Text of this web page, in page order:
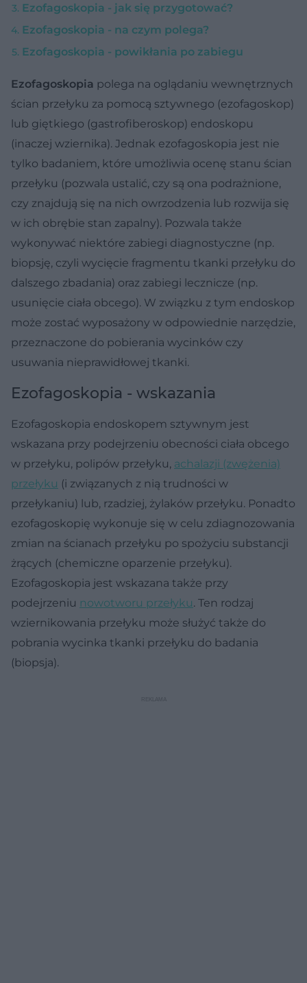
Ezofagoskopia - jak się przygotować?
Ezofagoskopia - na czym polega?
Ezofagoskopia - powikłania po zabiegu
Ezofagoskopia polega na oglądaniu wewnętrznych
ścian przełyku za pomocą sztywnego (ezofagoskop)
lub giętkiego (gastrofiberoskop) endoskopu
(inaczej wziernika). Jednak ezofagoskopia jest nie
tylko badaniem, które umożliwia ocenę stanu ścian
przełyku (pozwala ustalić, czy są ona podrażnione,
czy znajdują się na nich owrzodzenia lub rozwija się
w ich obrębie stan zapalny). Pozwala także
wykonywać niektóre zabiegi diagnostyczne (np.
biopsję, czyli wycięcie fragmentu tkanki przełyku do
dalszego zbadania) oraz zabiegi lecznicze (np.
usunięcie ciała obcego). W związku z tym endoskop
może zostać wyposażony w odpowiednie narzędzie,
przeznaczone do pobierania wycinków czy
usuwania nieprawidłowej tkanki.
Ezofagoskopia - wskazania
Ezofagoskopia endoskopem sztywnym jest
wskazana przy podejrzeniu obecności ciała obcego
w przełyku, polipów przełyku, achalazji (zwężenia)
przełyku (i związanych z nią trudności w
przełykaniu) lub, rzadziej, żylaków przełyku. Ponadto
ezofagoskopię wykonuje się w celu zdiagnozowania
zmian na ścianach przełyku po spożyciu substancji
żrących (chemiczne oparzenie przełyku).
Ezofagoskopia jest wskazana także przy
podejrzeniu nowotworu przełyku. Ten rodzaj
wziernikowania przełyku może służyć także do
pobrania wycinka tkanki przełyku do badania
(biopsja).